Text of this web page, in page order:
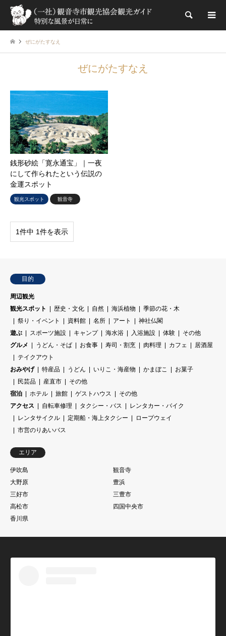
検索
ぜにがたすなえ
ぜにがたすなえ
銭形砂絵「寛永通宝」｜一夜
にして作られたという伝説の
金運スポット
観光スポット 観音寺
1件中 1件を表示
目的
周辺観光
観光スポット
歴史・文化 自然 海浜植物
季節の花・木
祭り・イベント
資料館 名所 アート
神社仏閣
遊ぶ
スポーツ施設 キャンプ 海水浴 入浴施設 体験
その他
グルメ
うどん・そば お食事 寿司・割烹 肉料理 カフェ
居酒屋
テイクアウト
おみやげ
特産品 うどん いりこ・海産物 かまぼこ
お菓子
民芸品
産直市
その他
宿泊
ホテル 旅館 ゲストハウス
その他
アクセス
自転車修理 タクシー・バス
レンタカー・バイク
レンタサイクル
定期船・海上タクシー
ロープウェイ
市営のりあいバス
エリア
伊吹島
観音寺
大野原
豊浜
三好市
三豊市
高松市
四国中央市
香川県